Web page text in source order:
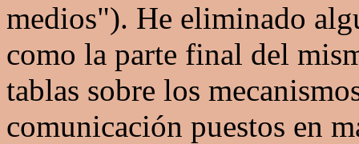
medios"). He eliminado
como la parte final del
tablas sobre los
comunicación puestos en